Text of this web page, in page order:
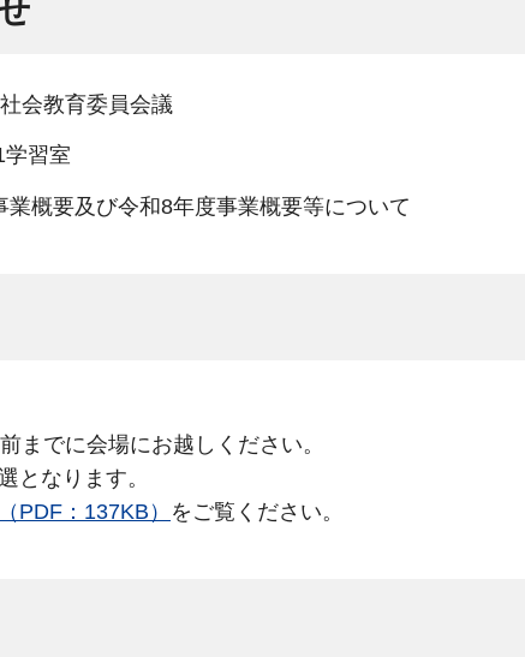
会教育委員会議
習室
概要及び令和8年度事業概要等について
までに会場にお越しください。
となります。
PDF：137KB） をご覧ください。